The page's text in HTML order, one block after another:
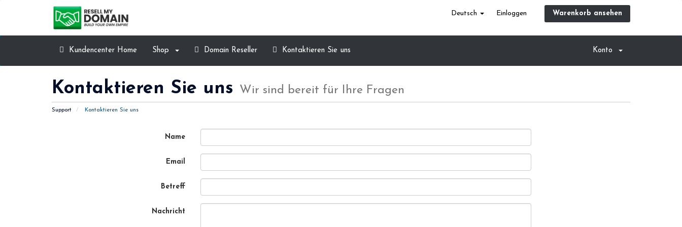
Deutsch Einloggen Warenkorb ansehen
Kundencenter Home Shop Domain Reseller Kontaktieren Sie uns Konto
Kontaktieren Sie uns Wir sind bereit für Ihre Fragen
Support Kontaktieren Sie uns
Name
Email
Betreff
Nachricht